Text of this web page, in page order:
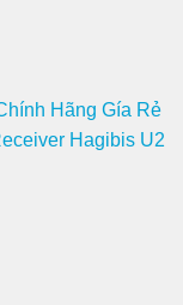
Hãng Gía Rẻ
Hagibis U2